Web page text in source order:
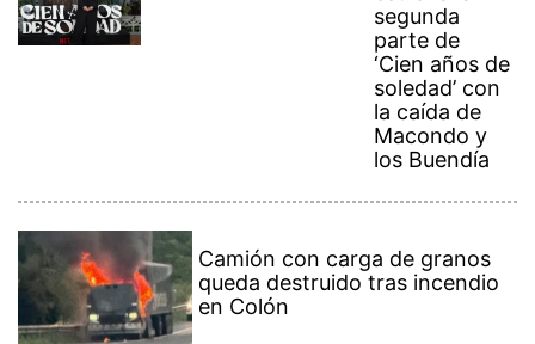
segunda
parte de
‘Cien años de
soledad’ con
la caída de
Macondo y
los Buendía
Camión con carga de granos
queda destruido tras incendio
en Colón